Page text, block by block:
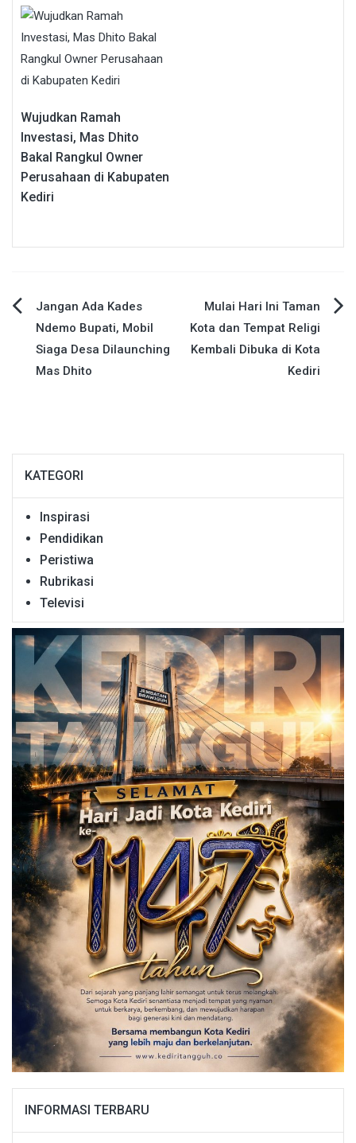
Wujudkan Ramah
Investasi, Mas Dhito
Bakal Rangkul Owner
Perusahaan di Kabupaten
Kediri
Navigasi
pos
Jangan Ada Kades
Ndemo Bupati, Mobil
Siaga Desa Dilaunching
Mas Dhito
Mulai Hari Ini Taman
Kota dan Tempat Religi
Kembali Dibuka di Kota
Kediri
KATEGORI
Inspirasi
Pendidikan
Peristiwa
Rubrikasi
Televisi
INFORMASI TERBARU